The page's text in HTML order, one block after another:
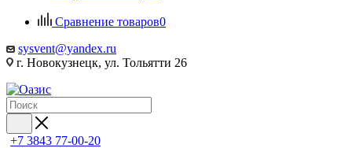
Сравнение товаров0
sysvent@yandex.ru
г. Новокузнецк, ул. Тольятти 26
+7 3843 77-00-20